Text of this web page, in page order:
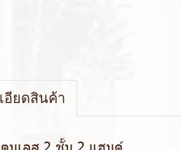
อียดสินค้า
นเลส 2 ชั้น 2 แฮนด์